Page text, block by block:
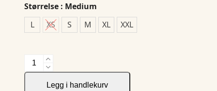
Størrelse : Medium
L
XS S M XL XXL
Collective
Relaxed
Legg i handlekurv